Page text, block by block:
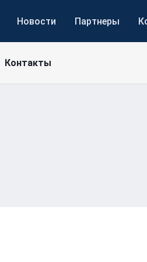
Новости Партнеры
Контакты